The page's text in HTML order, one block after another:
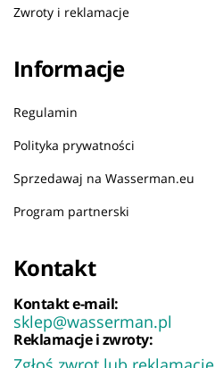
Zwroty i reklamacje
Informacje
Regulamin
Polityka prywatności
Sprzedawaj na Wasserman.eu
Program partnerski
Kontakt
Kontakt e-mail:
sklep@wasserman.pl
Reklamacje i zwroty: